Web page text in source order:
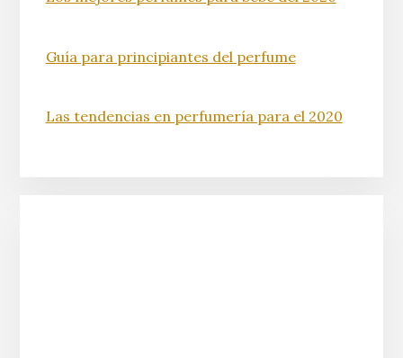
Guía para principiantes del perfume
Las tendencias en perfumería para el 2020